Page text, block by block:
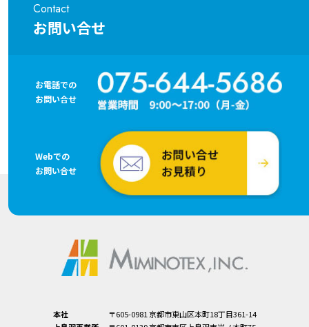
Contact
お問い合せ
お電話での
お問い合せ
Webでの
お問い合せ
本社
〒605-0981 京都市東山区本町18丁目361-14